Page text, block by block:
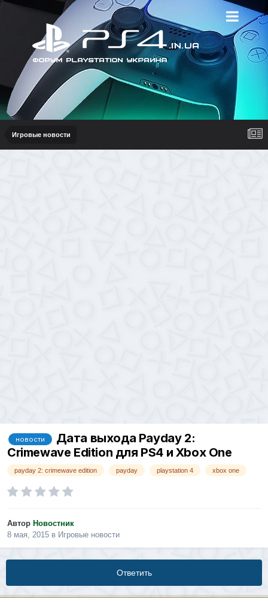
Игровые новости
новости
Дата выхода Payday 2:
Crimewave Edition для PS4 и Xbox One
payday 2: crimewave edition payday playstation 4 xbox one
Автор Новостник
8 мая, 2015 в Игровые новости
Ответить